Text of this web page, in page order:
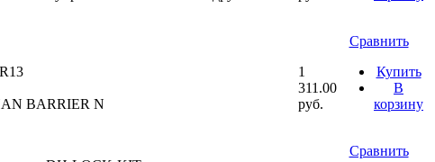
BARRIER N
1
311.00
руб.
Сравнить
Купить
В
корзину
Сравнить